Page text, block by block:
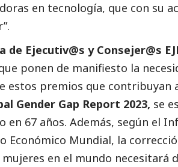
en tecnología, que con su
de Ejecutiv@s y Consejer@s
ponen de manifiesto la
estos premios que contribuyan
Gender Gap Report 2023, se
en 67 años. Además, según el
Económico Mundial, la
en el mundo necesitará